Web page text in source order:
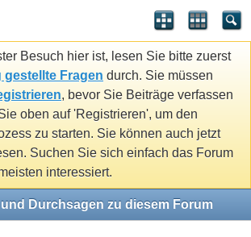
Besuch hier ist, lesen Sie bitte zuerst
gestellte Fragen durch. Sie müssen
, bevor Sie Beiträge verfassen
oben auf 'Registrieren', um den
zu starten. Sie können auch jetzt
Suchen Sie sich einfach das Forum
interessiert.
Durchsagen zu diesem Forum